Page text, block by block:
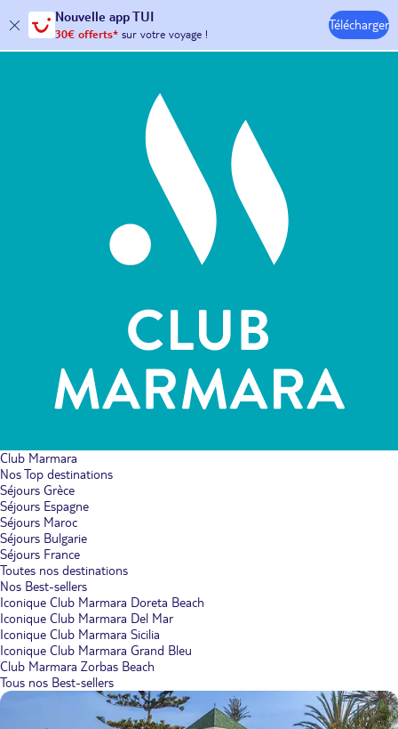
Nouvelle app TUI
30€ offerts*sur votre
avec le code :HAPPYAPP
Télécharger
Hôtels & Clubs
Club Marmara
Nos Top destinations
Séjours Grèce
Séjours Espagne
Séjours Maroc
Séjours Bulgarie
Séjours France
Toutes nos destinations
Nos Best-sellers
Iconique Club Marmara Doreta Beach
Iconique Club Marmara Del Mar
Iconique Club Marmara Sicilia
Iconique Club Marmara Grand Bleu
Club Marmara Zorbas Beach
Tous nos Best-sellers